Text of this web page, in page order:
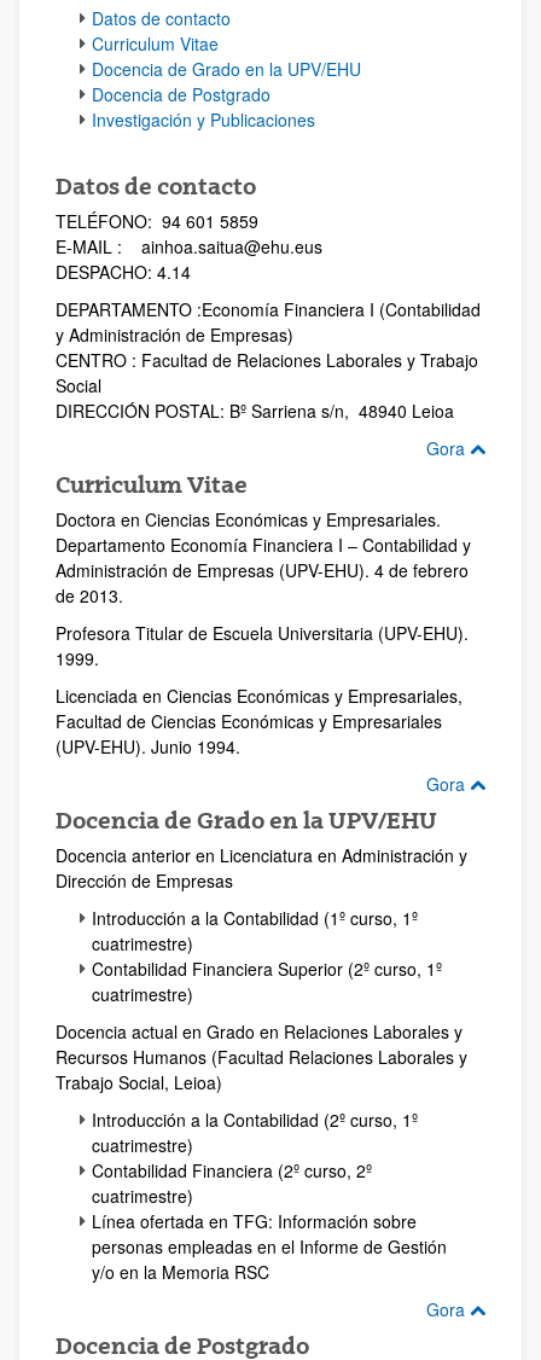
Datos de contacto
Curriculum Vitae
Docencia de Grado en la UPV/EHU
Docencia de Postgrado
Investigación y Publicaciones
Datos de contacto
TELÉFONO: 94 601 5859
E-MAIL : ainhoa.saitua@ehu.eus
DESPACHO: 4.14
DEPARTAMENTO :Economía Financiera I (Contabilidad
y Administración de Empresas)
CENTRO : Facultad de Relaciones Laborales y Trabajo
Social
DIRECCIÓN POSTAL: Bº Sarriena s/n, 48940 Leioa
Gora
Curriculum Vitae
Doctora en Ciencias Económicas y Empresariales.
Departamento Economía Financiera I – Contabilidad y
Administración de Empresas (UPV-EHU). 4 de febrero
de 2013.
Profesora Titular de Escuela Universitaria (UPV-EHU).
1999.
Licenciada en Ciencias Económicas y Empresariales,
Facultad de Ciencias Económicas y Empresariales
(UPV-EHU). Junio 1994.
Gora
Docencia de Grado en la UPV/EHU
Docencia anterior en Licenciatura en Administración y
Dirección de Empresas
Introducción a la Contabilidad (1º curso, 1º
cuatrimestre)
Contabilidad Financiera Superior (2º curso, 1º
cuatrimestre)
Docencia actual en Grado en Relaciones Laborales y
Recursos Humanos (Facultad Relaciones Laborales y
Trabajo Social, Leioa)
Introducción a la Contabilidad (2º curso, 1º
cuatrimestre)
Contabilidad Financiera (2º curso, 2º
cuatrimestre)
Línea ofertada en TFG: Información sobre
personas empleadas en el Informe de Gestión
y/o en la Memoria RSC
Gora
Docencia de Postgrado